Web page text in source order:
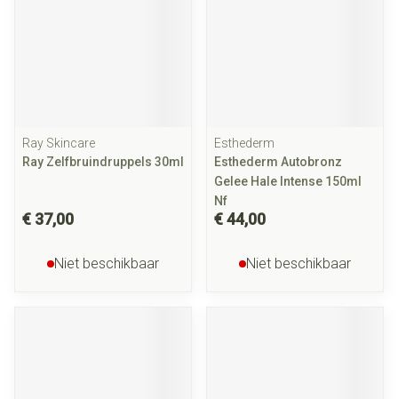
Ray Skincare
Ray Zelfbruindruppels 30ml
€ 37,00
Niet beschikbaar
Esthederm
Esthederm Autobronz
Gelee Hale Intense 150ml
Nf
€ 44,00
Niet beschikbaar